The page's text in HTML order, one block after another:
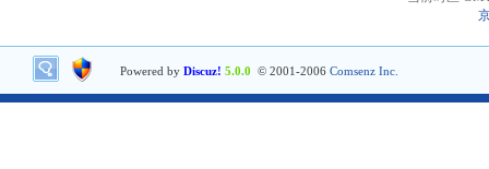
Powered by Discuz! 5.0.0 © 2001-2006 Comsenz Inc.